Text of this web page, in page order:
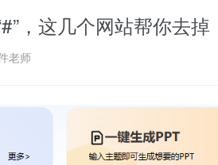
，这几个网站帮你去掉
老师